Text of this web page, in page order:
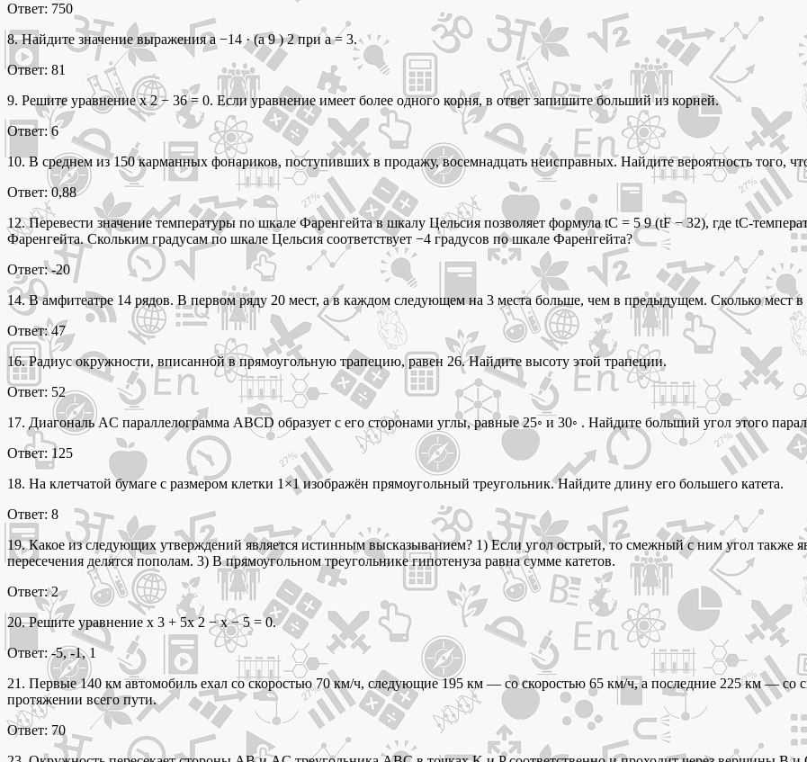
Ответ: 750
8. Найдите значение выражения a −14 · (a 9 ) 2 при a = 3.
Ответ: 81
9. Решите уравнение x 2 − 36 = 0. Если уравнение имеет более одного корня, в ответ запишите больший из корней.
Ответ: 6
10. В среднем из 150 карманных фонариков, поступивших в продажу, восемнадцать неисправных. Найдите вероятность того,
Ответ: 0,88
12. Перевести значение температуры по шкале Фаренгейта в шкалу Цельсия позволяет формула tC = 5 9 (tF − 32), где tC-
Фаренгейта. Скольким градусам по шкале Цельсия соответствует −4 градусов по шкале Фаренгейта?
Ответ: -20
14. В амфитеатре 14 рядов. В первом ряду 20 мест, а в каждом следующем на 3 места больше, чем в предыдущем. Сколько мест в
Ответ: 47
16. Радиус окружности, вписанной в прямоугольную трапецию, равен 26. Найдите высоту этой трапеции.
Ответ: 52
17. Диагональ AC параллелограмма ABCD образует с его сторонами углы, равные 25◦ и 30◦ . Найдите больший угол этого
Ответ: 125
18. На клетчатой бумаге с размером клетки 1×1 изображён прямоугольный треугольник. Найдите длину его большего катета.
Ответ: 8
19. Какое из следующих утверждений является истинным высказыванием? 1) Если угол острый, то смежный с ним угол также
пересечения делятся пополам. 3) В прямоугольном треугольнике гипотенуза равна сумме катетов.
Ответ: 2
20. Решите уравнение x 3 + 5x 2 − x − 5 = 0.
Ответ: -5, -1, 1
21. Первые 140 км автомобиль ехал со скоростью 70 км/ч, следующие 195 км — со скоростью 65 км/ч, а последние 225 км — со
протяжении всего пути.
Ответ: 70